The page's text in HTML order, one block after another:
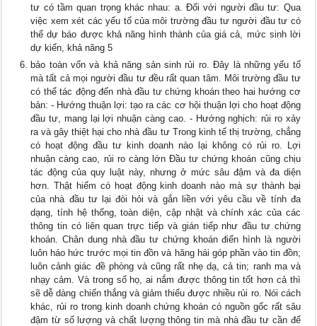
tư có tầm quan trọng khác nhau: a. Đối với người đầu tư: Qua
việc xem xét các yếu tố của môi trường đầu tư người đầu tư có
thể dự báo được khả năng hình thành của giá cả, mức sinh lời
dự kiến, khả năng 5
bảo toàn vốn và khả năng sản sinh rủi ro. Đây là những yếu tố
mà tất cả mọi người đầu tư đều rất quan tâm. Môi trường đầu tư
có thể tác động đến nhà đầu tư chứng khoán theo hai hướng cơ
bản: - Hướng thuận lợi: tạo ra các cơ hội thuận lợi cho hoạt động
đầu tư, mang lại lợi nhuận càng cao. - Hướng nghịch: rủi ro xảy
ra và gây thiệt hại cho nhà đầu tư Trong kinh tế thị trường, chẳng
có hoạt động đầu tư kinh doanh nào lại không có rủi ro. Lợi
nhuận càng cao, rủi ro càng lớn Đầu tư chứng khoán cũng chịu
tác động của quy luật này, nhưng ở mức sâu đậm và đa diện
hơn. Thật hiếm có hoạt động kinh doanh nào mà sự thành bại
của nhà đầu tư lại đòi hỏi và gắn liền với yêu cầu về tính đa
dạng, tính hệ thống, toàn diện, cập nhật và chính xác của các
thông tin có liên quan trực tiếp và gián tiếp như đầu tư chứng
khoán. Chân dung nhà đầu tư chứng khoán điển hình là người
luôn háo hức trước mọi tin đồn và hăng hái góp phần vào tin đồn;
luôn cảnh giác đề phòng và cũng rất nhẹ dạ, cả tin; ranh ma và
nhạy cảm. Và trong số họ, ai nắm được thông tin tốt hơn cả thì
sẽ dễ dàng chiến thắng và giảm thiểu được nhiều rủi ro. Nói cách
khác, rủi ro trong kinh doanh chứng khoán có nguồn gốc rất sâu
đậm từ số lượng và chất lượng thông tin mà nhà đầu tư cần để